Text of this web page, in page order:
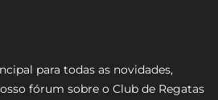
para todas as novidades,
fórum sobre o Club de Regatas